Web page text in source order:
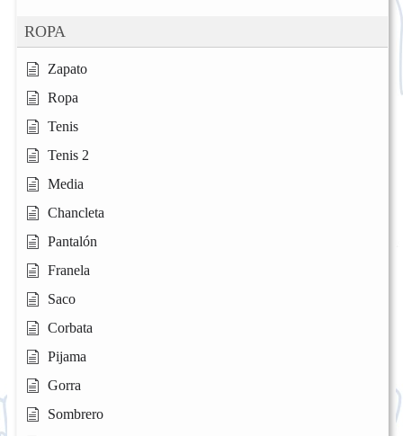
ROPA
Zapato
Ropa
Tenis
Tenis 2
Media
Chancleta
Pantalón
Franela
Saco
Corbata
Pijama
Gorra
Sombrero